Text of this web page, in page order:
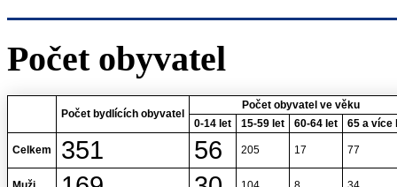
Počet obyvatel
Počet bydlících obyvatel
Počet obyvatel ve věku
0-14 let
15-59 let 60-64 let 65 a více
Celkem 351 56 205 17 77